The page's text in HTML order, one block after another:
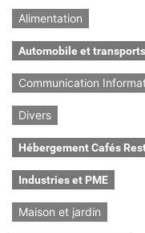
Alimentation
Automobile et transports
Communication
Divers
Hébergement Cafés
Industries et PME
Maison et jardin